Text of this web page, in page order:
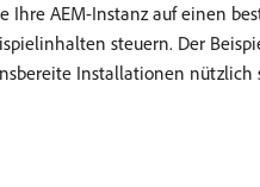
Ihre AEM-Instanz auf einen
steuern. Der
Installationen